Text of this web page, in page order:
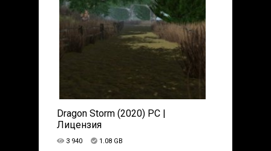
Dragon Storm (2020) PC |
Лицензия
3 940 1.08 GB